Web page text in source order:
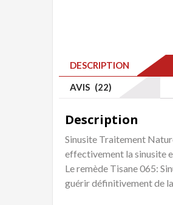
DESCRIPTION
AVIS (22)
Description
Sinusite Traitement
effectivement la sinusite
Le remède Tisane 065:
guérir définitivement de